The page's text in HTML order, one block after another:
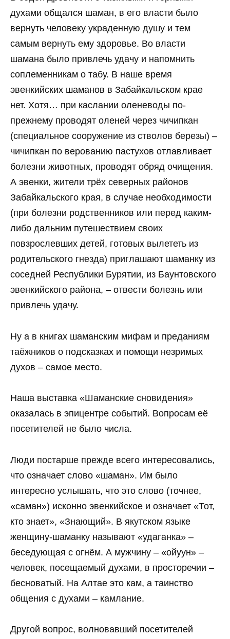
духами общался шаман, в его власти было
вернуть человеку украденную душу и тем
самым вернуть ему здоровье. Во власти
шамана было привлечь удачу и напомнить
соплеменникам о табу. В наше время
эвенкийских шаманов в Забайкальском крае
нет. Хотя… при каслании оленеводы по-
прежнему проводят оленей через чичипкан
(специальное сооружение из стволов березы) –
чичипкан по верованию пастухов отлавливает
болезни животных, проводят обряд очищения.
А эвенки, жители трёх северных районов
Забайкальского края, в случае необходимости
(при болезни родственников или перед каким-
либо дальним путешествием своих
повзрослевших детей, готовых вылететь из
родительского гнезда) приглашают шаманку из
соседней Республики Бурятии, из Баунтовского
эвенкийского района, – отвести болезнь или
привлечь удачу.
Ну а в книгах шаманским мифам и преданиям
таёжников о подсказках и помощи незримых
духов – самое место.
Наша выставка «Шаманские сновидения»
оказалась в эпицентре событий. Вопросам её
посетителей не было числа.
Люди постарше прежде всего интересовались,
что означает слово «шаман». Им было
интересно услышать, что это слово (точнее,
«саман») исконно эвенкийское и означает «Тот,
кто знает», «Знающий». В якутском языке
женщину-шаманку называют «удаганка» –
беседующая с огнём. А мужчину – «ойуун» –
человек, посещаемый духами, в просторечии –
бесноватый. На Алтае это кам, а таинство
общения с духами – камлание.
Другой вопрос, волновавший посетителей